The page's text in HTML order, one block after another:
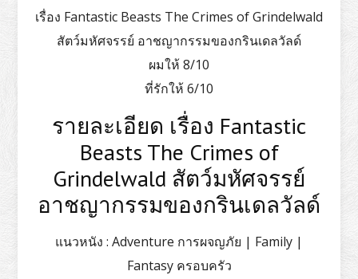
เรื่อง Fantastic Beasts The Crimes of Grindelwald
สัตว์มหัศจรรย์ อาชญากรรมของกรินเดลวัลด์
ผมให้ 8/10
ที่รักให้ 6/10
รายละเอียด เรื่อง Fantastic
Beasts The Crimes of
Grindelwald สัตว์มหัศจรรย์
อาชญากรรมของกรินเดลวัลด์
แนวหนัง : Adventure การผจญภัย | Family |
Fantasy ครอบครัว